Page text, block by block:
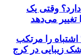
دارد؟ وقتی یک
تغییر می‌دهد
قبل از اصلاح طرح لبخند، این 7 اشتباه را مرتکب
زیبایی در کرج